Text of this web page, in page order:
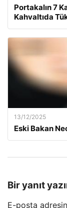
Portakalın 7
Kahvaltıda
13/12/2025
Eski Bakan
Bir yanıt
E-posta